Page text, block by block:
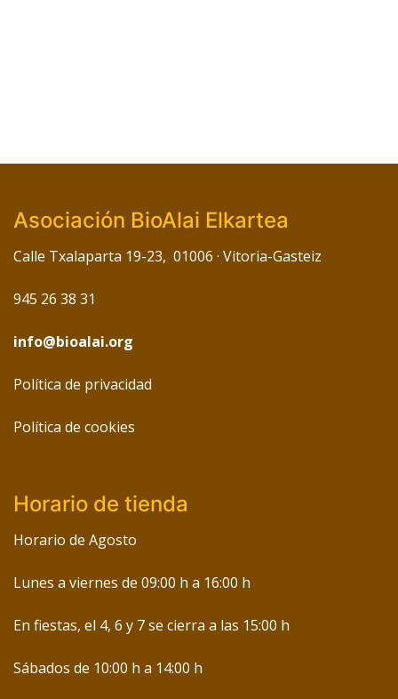
Asociación BioAlai Elkartea
Calle Txalaparta 19-23, 01006 · Vitoria-Gasteiz
945 26 38 31
info@bioalai.org
Política de privacidad
Política de cookies
Horario de tienda
Horario de Agosto
Lunes a viernes de 09:00 h a 16:00 h
En fiestas, el 4, 6 y 7 se cierra a las 15:00 h
Sábados de 10:00 h a 14:00 h